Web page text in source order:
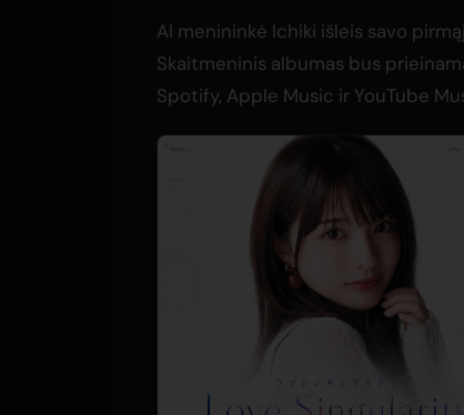
AI menininkė Ichiki išleis savo
Skaitmeninis albumas bus
Spotify, Apple Music ir YouTube